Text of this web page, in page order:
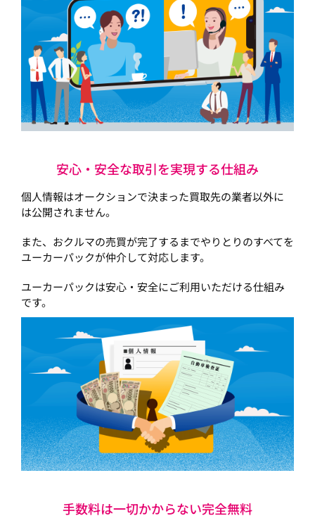
安心・安全な取引を実現する仕組み
個人情報はオークションで決まった買取先の業者以外に
は公開されません。
また、おクルマの売買が完了するまでやりとりのすべてを
ユーカーパックが仲介して対応します。
ユーカーパックは安心・安全にご利用いただける仕組み
です。
手数料は一切かからない完全無料